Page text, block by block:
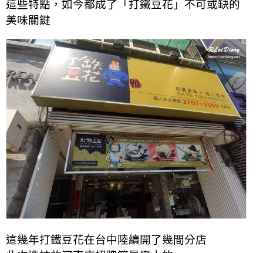
這些特點，如今都成了「打鐵豆花」不可或缺的
美味關鍵
這幾年打鐵豆花在台中陸續開了幾間分店